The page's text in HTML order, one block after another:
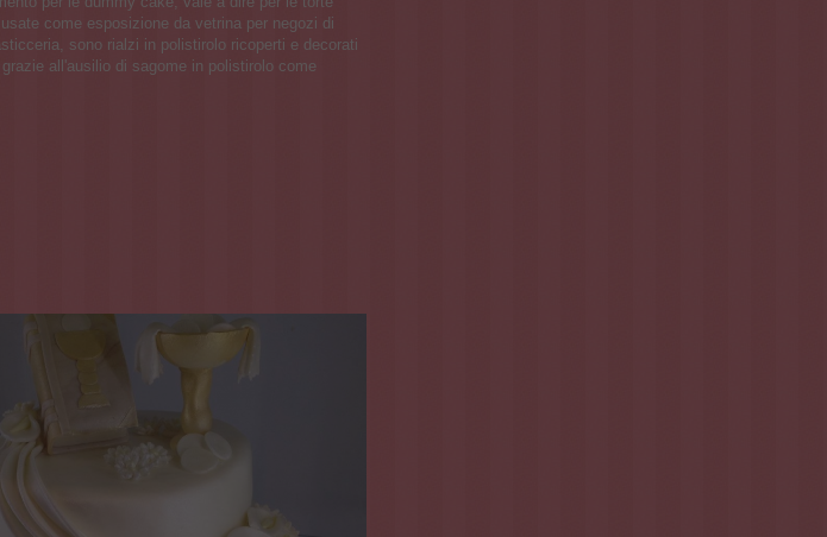
come esposizione da vetrina per negozi di
sono rialzi in polistirolo ricoperti e decorati
all'ausilio di sagome in polistirolo come